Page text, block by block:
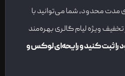
مدت محدود، شما می‌توانید با
ویژه لیام گالری بهره‌مند
ثبت کنید و رایحه‌ای لوکس و